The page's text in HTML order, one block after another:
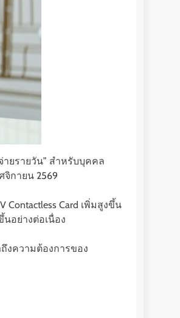
ยรายวัน” สำหรับบุคคล
จิกายน 2569
Card เพิ่มสูงขึ้น
อย่างต่อเนื่อง
งความต้องการของ